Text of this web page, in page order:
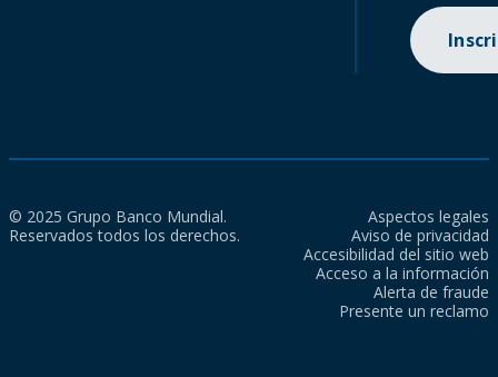
© 2025 Grupo Banco Mundial.
Reservados todos los derechos.
Aspectos legales
Aviso de privacidad
Accesibilidad del sitio web
Acceso a la información
Alerta de fraude
Presente un reclamo